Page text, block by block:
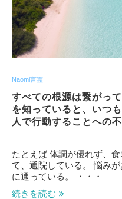
Naomi言霊
すべての根源は繋がっ
を知っていると、いつ
人で行動することへの
たとえば 体調が優れず、
て、通院している。 悩み
に通っている。 ・・・
続きを読む